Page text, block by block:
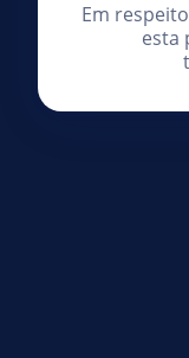
Em
esta